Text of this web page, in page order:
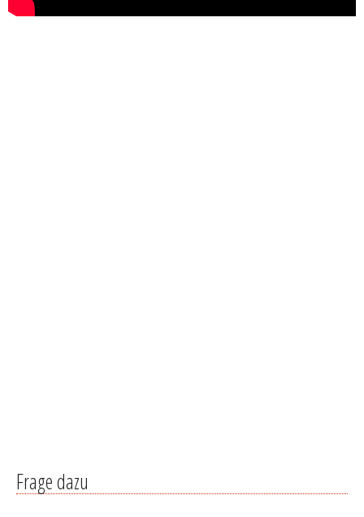
Frage dazu